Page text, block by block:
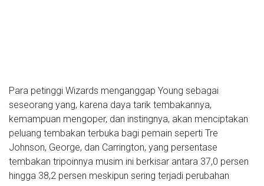
Para petinggi Wizards menganggap Young sebagai
seseorang yang, karena daya tarik tembakannya,
kemampuan mengoper, dan instingnya, akan menciptakan
peluang tembakan terbuka bagi pemain seperti Tre
Johnson, George, dan Carrington, yang persentase
tembakan tripoinnya musim ini berkisar antara 37,0 persen
hingga 38,2 persen meskipun sering terjadi perubahan